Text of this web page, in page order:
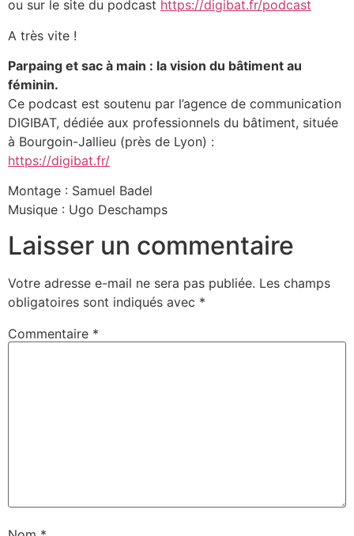
ou sur le site du podcast https://digibat.fr/podcast
A très vite !
Parpaing et sac à main : la vision du bâtiment au
féminin.
Ce podcast est soutenu par l’agence de communication
DIGIBAT, dédiée aux professionnels du bâtiment, située
à Bourgoin-Jallieu (près de Lyon) :
https://digibat.fr/
Montage : Samuel Badel
Musique : Ugo Deschamps
Laisser un commentaire
Votre adresse e-mail ne sera pas publiée. Les champs
obligatoires sont indiqués avec *
Commentaire *